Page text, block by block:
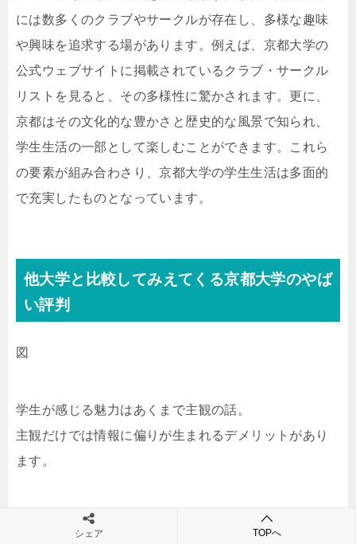
には数多くのクラブやサークルが存在し、多様な趣味
や興味を追求する場があります。例えば、京都大学の
公式ウェブサイトに掲載されているクラブ・サークル
リストを見ると、その多様性に驚かされます。更に、
京都はその文化的な豊かさと歴史的な風景で知られ、
学生生活の一部として楽しむことができます。これら
の要素が組み合わさり、京都大学の学生生活は多面的
で充実したものとなっています。
他大学と比較してみえてくる京都大学のやば
い評判
図
学生が感じる魅力はあくまで主観の話。
主観だけでは情報に偏りが生まれるデメリットがあり
ます。
本当に京都大学はやばいのではないか？
シェア TOPへ